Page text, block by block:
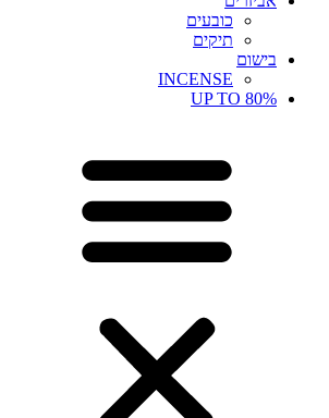
כובעים
תיקים
בישום
INCENSE
UP TO 80%